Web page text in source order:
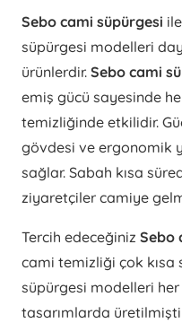
Sebo cami süpürgesi
süpürgesi modelleri
ürünlerdir. Sebo cami
emiş gücü sayesinde
temizliğinde etkilidir.
gövdesi ve ergonomik
sağlar. Sabah kısa
ziyaretçiler camiye
Tercih edeceğiniz Sebo
cami temizliği çok kısa
süpürgesi modelleri
tasarımlarda